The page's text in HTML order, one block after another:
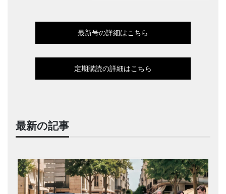
最新号の詳細はこちら
定期購読の詳細はこちら
最新の記事